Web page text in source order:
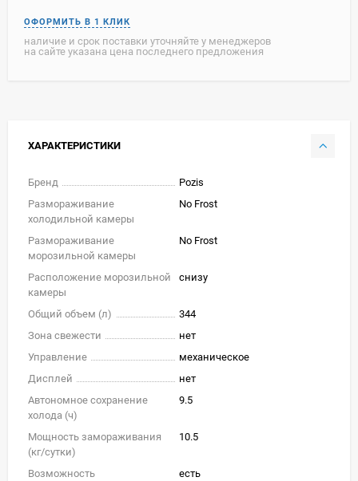
наличие и срок поставки уточняйте у менеджеров
на сайте указана цена последнего предложения
ХАРАКТЕРИСТИКИ
Бренд
Pozis
Размораживание
холодильной камеры
No Frost
Размораживание
морозильной камеры
No Frost
Расположение морозильной
камеры
снизу
Общий объем (л)
344
Зона свежести
нет
Управление
механическое
Дисплей
нет
Автономное сохранение
холода (ч)
9.5
Мощность замораживания
(кг/cутки)
10.5
Возможность
есть